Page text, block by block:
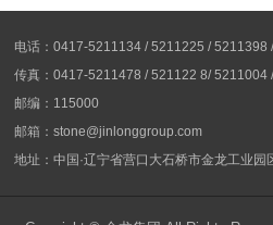
电话：0417-5211134 / 5211225 / 5211398
传真：0417-5211478 / 521122 8/ 5211004
邮编：115000
邮箱：stone@jinlonggroup.com
地址：中国·辽宁省营口大石桥市金龙工业园